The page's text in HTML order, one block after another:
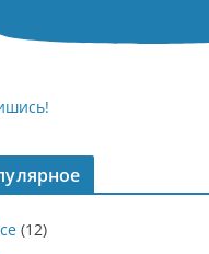
(12)